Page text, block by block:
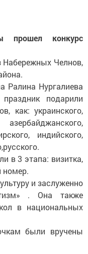
прошел конкурс
Набережных Челнов,
Ралина Нургалиева
подарили
как: украинского,
индийского,
в 3 этапа: визитка,
номер.
и заслуженно
. Она также
в национальных
были вручены